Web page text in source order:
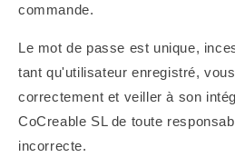
commande.
Le mot de passe est unique,
tant qu'utilisateur enregistré,
correctement et veiller à son
CoCreable SL de toute
incorrecte.